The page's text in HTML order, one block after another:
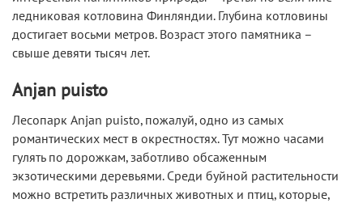
ледниковая котловина Финляндии. Глубина котловины
достигает восьми метров. Возраст этого памятника –
свыше девяти тысяч лет.
Anjan puisto
Лесопарк Anjan puisto, пожалуй, одно из самых
романтических мест в окрестностях. Тут можно часами
гулять по дорожкам, заботливо обсаженным
экзотическими деревьями. Среди буйной растительности
можно встретить различных животных и птиц, которые,